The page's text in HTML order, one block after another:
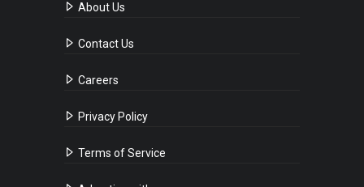
About Us
Contact Us
Careers
Privacy Policy
Terms of Service